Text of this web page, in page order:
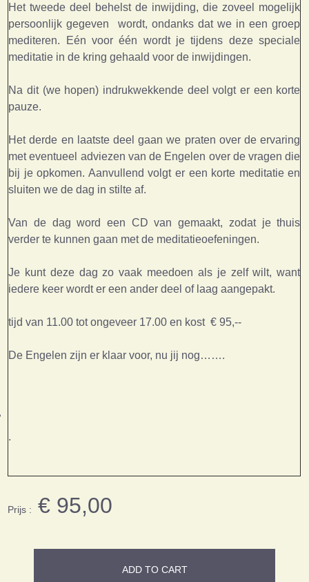
Het tweede deel behelst de inwijding, die zoveel mogelijk
persoonlijk gegeven wordt, ondanks dat we in een groep
mediteren. Eén voor één wordt je tijdens deze speciale
meditatie in de kring gehaald voor de inwijdingen.
Na dit (we hopen) indrukwekkende deel volgt er een korte
pauze.
Het derde en laatste deel gaan we praten over de ervaring
met eventueel adviezen van de Engelen over de vragen die
bij je opkomen. Aanvullend volgt er een korte meditatie en
sluiten we de dag in stilte af.
Van de dag word een CD van gemaakt, zodat je thuis
verder te kunnen gaan met de meditatieoefeningen.
Je kunt deze dag zo vaak meedoen als je zelf wilt, want
iedere keer wordt er een ander deel of laag aangepakt.
tijd van 11.00 tot ongeveer 17.00 en kost € 95,--
De Engelen zijn er klaar voor, nu jij nog…….
.
Prijs : € 95,00
ADD TO CART